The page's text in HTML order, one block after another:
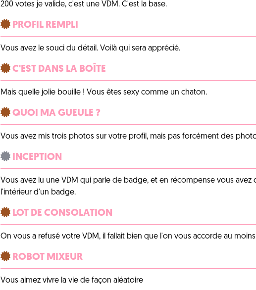
200 votes je valide, c'est une VDM. C'est la base.
PROFIL REMPLI
Vous avez le souci du détail. Voilà qui sera apprécié.
C'EST DANS LA BOÎTE
Mais quelle jolie bouille ! Vous êtes sexy comme un chaton.
QUOI MA GUEULE ?
Vous avez mis trois photos sur votre profil, mais pas forcément des
INCEPTION
Vous avez lu une VDM qui parle de badge, et en récompense vous
l'intérieur d'un badge.
LOT DE CONSOLATION
On vous a refusé votre VDM, il fallait bien que l'on vous accorde au
ROBOT MIXEUR
Vous aimez vivre la vie de façon aléatoire